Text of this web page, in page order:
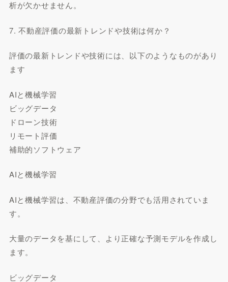
析が欠かせません。
7. 不動産評価の最新トレンドや技術は何か？
評価の最新トレンドや技術には、以下のようなものがあり
ます
AIと機械学習
ビッグデータ
ドローン技術
リモート評価
補助的ソフトウェア
AIと機械学習
AIと機械学習は、不動産評価の分野でも活用されていま
す。
大量のデータを基にして、より正確な予測モデルを作成し
ます。
ビッグデータ